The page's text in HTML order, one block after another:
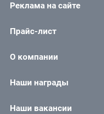
Реклама на сайте
Прайс-лист
О компании
Наши награды
Наши вакансии